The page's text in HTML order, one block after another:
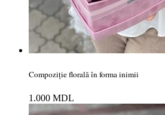
Compoziție florală în forma inimii
1.000 MDL